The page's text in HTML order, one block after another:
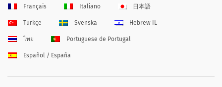
Français Italiano 日本語
Türkçe Svenska Hebrew IL
ไทย Portuguese de Portugal
Español / España